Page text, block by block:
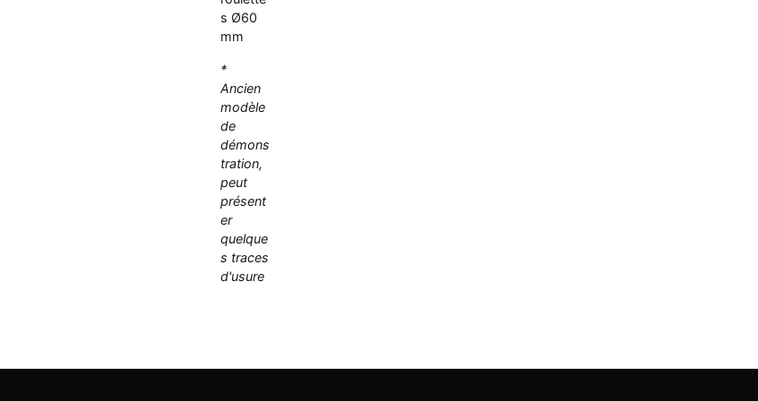
s Ø60
mm
*
Ancien
modèle
de
démons
tration,
peut
présent
er
quelque
s traces
d'usure